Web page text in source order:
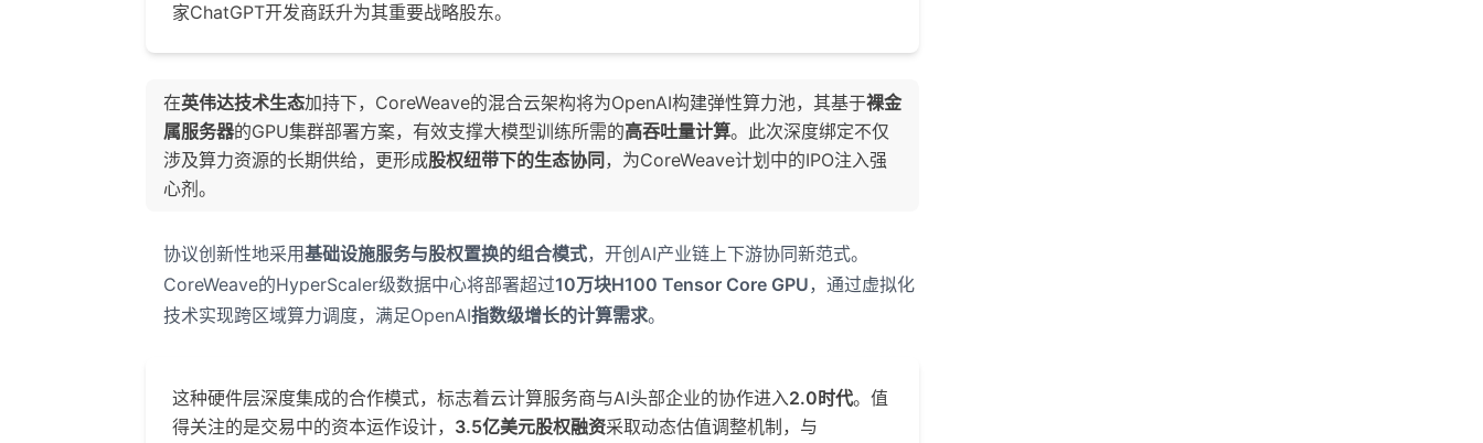
家ChatGPT开发商跃升为其重要战略股东。
在英伟达技术生态加持下，CoreWeave的混合云架构将为OpenAI构建弹性算力池，其基于裸金
属服务器的GPU集群部署方案，有效支撑大模型训练所需的高吞吐量计算。此次深度绑定不仅
涉及算力资源的长期供给，更形成股权纽带下的生态协同 ，为CoreWeave计划中的IPO注入强
心剂。
协议创新性地采用基础设施服务与股权置换的组合模式，开创AI产业链上下游协同新范式。
CoreWeave的HyperScaler级数据中心将部署超过10万块H100 Tensor Core GPU，通过虚拟化
技术实现跨区域算力调度，满足OpenAI指数级增长的计算需求。
这种硬件层深度集成的合作模式，标志着云计算服务商与AI头部企业的协作进入2.0时代。值
得关注的是交易中的资本运作设计， 3.5亿美元股权融资采取动态估值调整机制，与